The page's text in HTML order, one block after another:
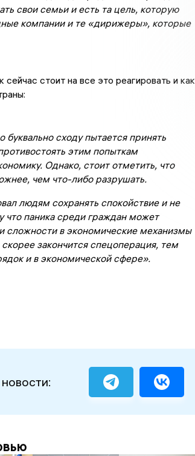
свои семьи и есть та цель, которую
компании и те «дирижеры», которые
стоит на все это реагировать и как
буквально сходу пытается принять
этим попыткам
Однако, стоит отметить, что
чем что-либо разрушать.
людям сохранять спокойствие и не
что паника среди граждан может
сложности в экономические механизмы
закончится спецоперация, тем
и в экономической сфере».